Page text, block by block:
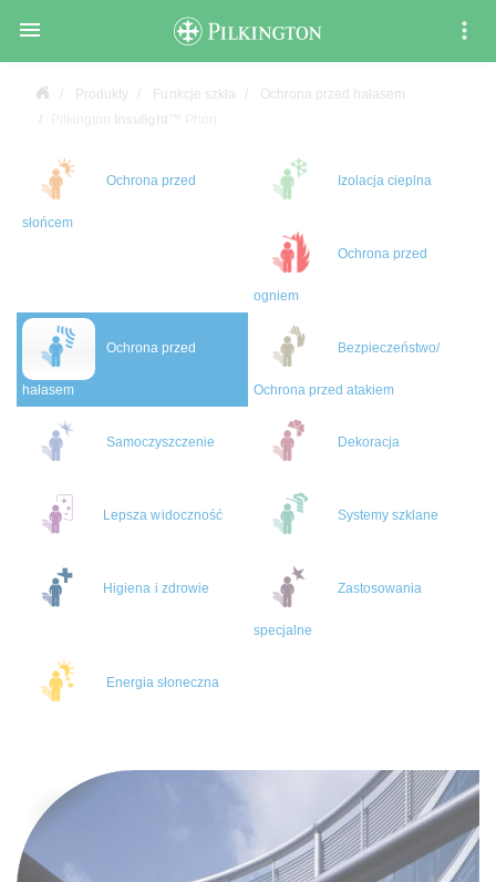

Produkty Funkcje szkła
Ochrona przed hałasem
Ochrona przed
słońcem
Izolacja cieplna
Ochrona przed
ogniem
Ochrona przed
hałasem
Bezpieczeństwo/
Ochrona przed atakiem
Samoczyszczenie Dekoracja
Lepsza widoczność Systemy szklane
Higiena i zdrowie Zastosowania
specjalne
Energia słoneczna